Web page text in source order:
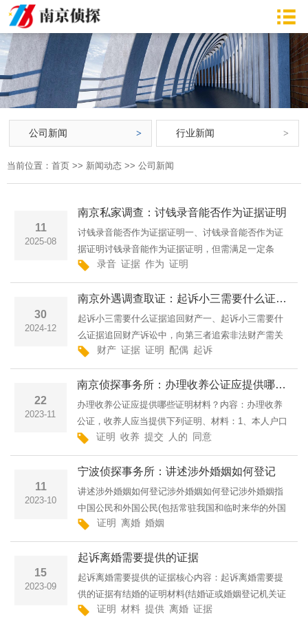
公司新闻 行业新闻
当前位置： 首页 >> 新闻动态 >> 公司新闻
11
2025-08
南京私家调查：讨钱录音能否作为证据证明
讨钱录音能否作为证据证明一、讨钱录音能否作为证
据证明讨钱录音能作为证据证明，但需满足一定条
件。该录音要具备合法性，即获取手段不能违反法律
规定，不能通过胁迫、窃听等非法方式取得。还要有
真实性，不能经过剪···
录音 证据 作为 证明
30
2024-12
南京外遇调查取证：起诉小三需要什么证据追回财产
起诉小三需要什么证据追回财产一、起诉小三需要什
么证据追回财产诉讼中，向第三者追索非法财产需关
键证据：配偶赠与行为的转账记录（含银行、微信、
支付宝等）、证明不道德关系的亲密照片、聊天记
录、录音，及证实赠···
财产 证据 证明 配偶 起诉
22
2023-11
南京侦探事务所：办理收养公证应提供哪些证明材料？
办理收养公证应提供哪些证明材料？内容：办理收养
公证，收养人应当提供下列证明、材料：1、本人户口
簿、居民身份证和被收养人的近期免冠黑白照片若干
张；2、提交收养子女的申请书（内容包括：收养目
的、有无子女、有···
证明 收养 提交 人的 同意
11
2023-10
宁波侦探事务所：讲述涉外婚姻如何登记
讲述涉外婚姻如何登记涉外婚姻如何登记涉外婚姻指
中国公民和外国公民(包括常驻我国和临时来华的外国
人，外籍华人，在我国居住的外籍侨民及无国籍人等)
之间的婚姻。凡中国公民与外国人，港、澳、台同
胞、华侨及出国人···
证明 离婚 婚姻
15
2023-09
起诉离婚需要提供的证据
起诉离婚需要提供的证据核心内容：起诉离婚需要提
供的证据有结婚的证明材料(结婚证或婚姻登记机关证
明);婚姻基础状况的证明材料。如经人介绍或包办买
证明 材料 提供 离婚 证据